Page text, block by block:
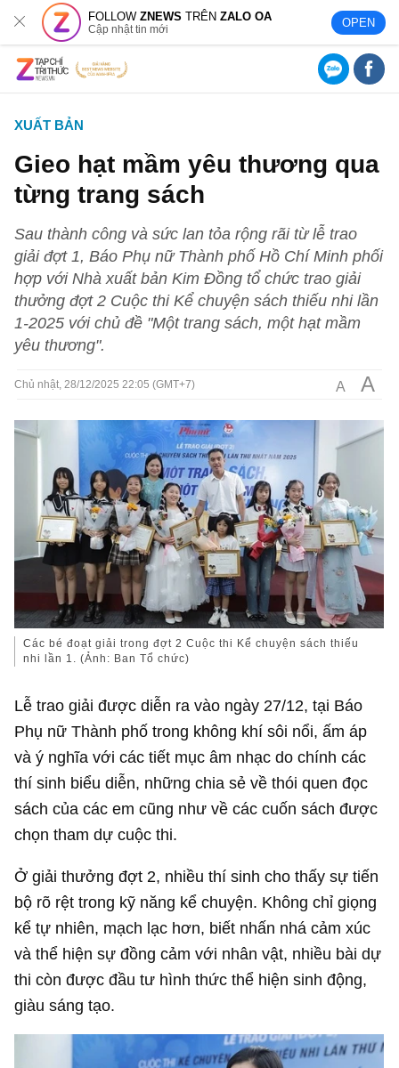
FOLLOWZNEWS TRÊNZALO OA
Cập nhật tin mới OPEN
XUẤT BẢN
Gieo hạt mầm yêu thương qua
từng trang sách
Sau thành công và sức lan tỏa rộng rãi từ lễ trao
giải đợt 1, Báo Phụ nữ Thành phố Hồ Chí Minh phối
hợp với Nhà xuất bản Kim Đồng tổ chức trao giải
thưởng đợt 2 Cuộc thi Kể chuyện sách thiếu nhi lần
1-2025 với chủ đề "Một trang sách, một hạt mầm
yêu thương".
Chủ nhật, 28/12/2025 22:05 (GMT+7) A A
Các bé đoạt giải trong đợt 2 Cuộc thi Kể chuyện sách thiếu
nhi lần 1. (Ảnh: Ban Tổ chức)
Lễ trao giải được diễn ra vào ngày 27/12, tại Báo
Phụ nữ Thành phố trong không khí sôi nổi, ấm áp
và ý nghĩa với các tiết mục âm nhạc do chính các
thí sinh biểu diễn, những chia sẻ về thói quen đọc
sách của các em cũng như về các cuốn sách được
chọn tham dự cuộc thi.
Ở giải thưởng đợt 2, nhiều thí sinh cho thấy sự tiến
bộ rõ rệt trong kỹ năng kể chuyện. Không chỉ giọng
kể tự nhiên, mạch lạc hơn, biết nhấn nhá cảm xúc
và thể hiện sự đồng cảm với nhân vật, nhiều bài dự
thi còn được đầu tư hình thức thể hiện sinh động,
giàu sáng tạo.